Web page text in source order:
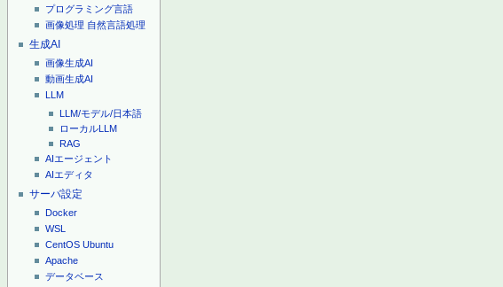
プログラミング言語
画像処理 自然言語処理
生成AI
画像生成AI
動画生成AI
LLM
LLM/モデル/日本語
ローカルLLM
RAG
AIエージェント
AIエディタ
サーバ設定
Docker
WSL
CentOS Ubuntu
Apache
データベース